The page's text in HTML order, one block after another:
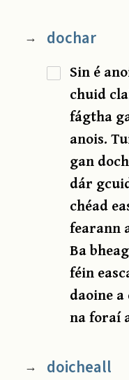
→ dochar
Sin é
chuid
fágtha
anois.
gan
dár
chéad
fearann
Ba
féin
daoine
na foraí
→ doicheall